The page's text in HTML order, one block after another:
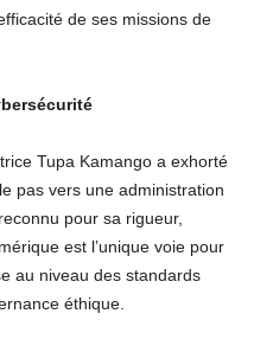
de ses missions de
Tupa Kamango a exhorté
pas vers une administration
pour sa rigueur,
est l’unique voie pour
au niveau des standards
éthique.